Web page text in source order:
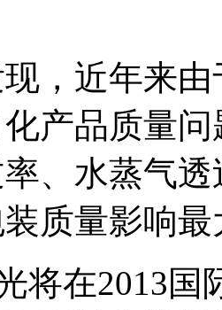
，近年来
产品质量
、水蒸气
质量影响最
将在2013